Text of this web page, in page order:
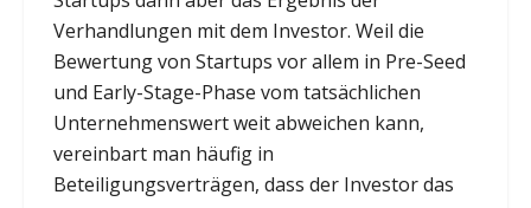
Verhandlungen mit dem Investor. Weil die
Bewertung von Startups vor allem in Pre-Seed
und Early-Stage-Phase vom tatsächlichen
Unternehmenswert weit abweichen kann,
vereinbart man häufig in
Beteiligungsverträgen, dass der Investor das